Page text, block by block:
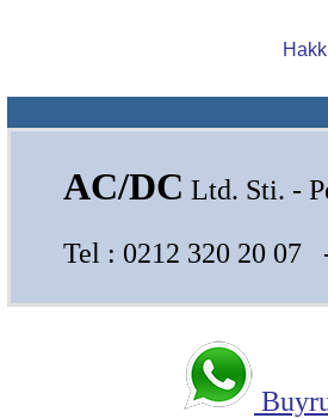
AC/DC Ltd. Sti. -
Tel : 0212 320 20 07